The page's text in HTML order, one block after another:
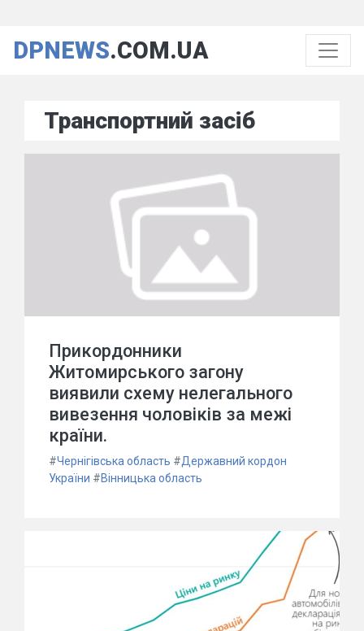
DPNEWS.COM.UA
Транспортний засіб
Прикордонники
Житомирського загону
виявили схему нелегального
вивезення чоловіків за межі
країни.
#Чернігівська область #Державний кордон
України #Вінницька область